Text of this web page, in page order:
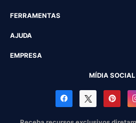
FERRAMENTAS
AJUDA
EMPRESA
MÍDIA SOCIAL